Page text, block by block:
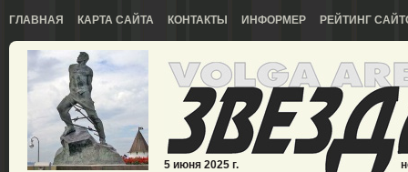
ГЛАВНАЯ КАРТА САЙТА КОНТАКТЫ ИНФОРМЕР РЕЙТИНГ
5 июня 2025 г.